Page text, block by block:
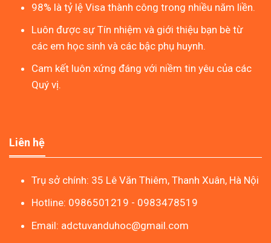
98% là tỷ lệ Visa thành công trong nhiều năm liền.
Luôn được sự Tín nhiệm và giới thiệu bạn bè từ
các em học sinh và các bậc phụ huynh.
Cam kết luôn xứng đáng với niềm tin yêu của các
Quý vị.
Liên hệ
Trụ sở chính: 35 Lê Văn Thiêm, Thanh Xuân, Hà Nội
Hotline: 0986501219 - 0983478519
Email: adctuvanduhoc@gmail.com